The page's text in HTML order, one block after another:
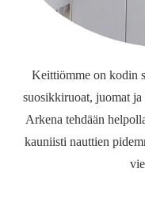
Keittiömme on kodin
suosikkiruoat, juomat
Arkena tehdään
kauniisti nauttien